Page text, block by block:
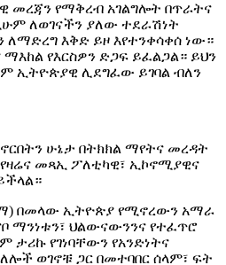
መረጃን የማቅረብ አገልግሎት በጥራትና
ለወገናችን ያለው ተደራሽነት
እቅድ ይዞ እየተንቀሳቀሰ ነው።
የእርስዎን ድጋፍ ይፈልጋል። ይህን
ኢትዮጵያዊ ሊደግፈው ይገባል ብለን
ሁኔታ በትክክል ማየትና መረዳት
መጻኢ ፖለቲካዊ፣ ኢኮኖሚያዊና
በመላው ኢትዮጵያ የሚኖረውን አማራ
ማንነቱን፣ ህልውናውንንና የተፈጥሮ
ታሪኩ የገነባቸውን የአንድነትና
ወገኖቹ ጋር በመተባበር ሰላም፣ ፍት